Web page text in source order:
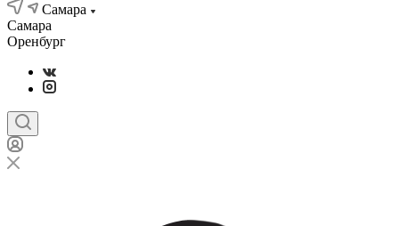
Самара
Самара
Оренбург